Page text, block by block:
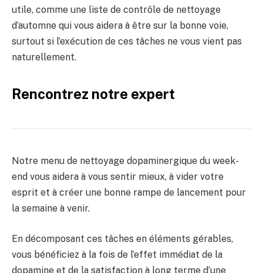
utile, comme une liste de contrôle de nettoyage
d’automne qui vous aidera à être sur la bonne voie,
surtout si l’exécution de ces tâches ne vous vient pas
naturellement.
Rencontrez notre expert
Notre menu de nettoyage dopaminergique du week-
end vous aidera à vous sentir mieux, à vider votre
esprit et à créer une bonne rampe de lancement pour
la semaine à venir.
En décomposant ces tâches en éléments gérables,
vous bénéficiez à la fois de l’effet immédiat de la
dopamine et de la satisfaction à long terme d’une